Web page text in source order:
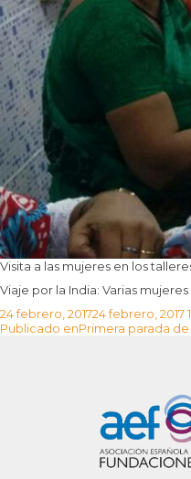
Visita a las mujeres en los
Viaje por la India: Varias
Publicado
el
24 febrero, 201724 febrero, 2017
Navegación
Publicado enPrimera parada